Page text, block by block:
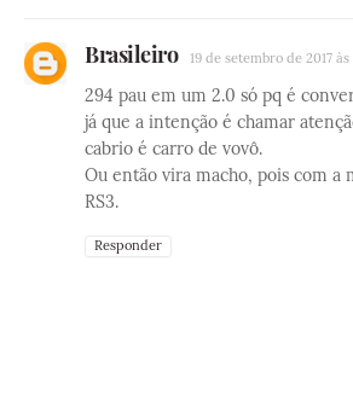
Brasileiro 19 de setembro de 2017 às
294 pau em um 2.0 só pq é
já que a intenção é chamar
cabrio é carro de vovô.
Ou então vira macho, pois com a
RS3.
Responder